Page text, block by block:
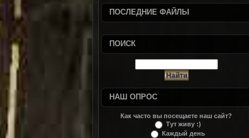
ПОСЛЕДНИЕ ФАЙЛЫ
ПОИСК
НАШ ОПРОС
Как часто вы посещаете наш сайт?
Тут живу :)
Каждый день